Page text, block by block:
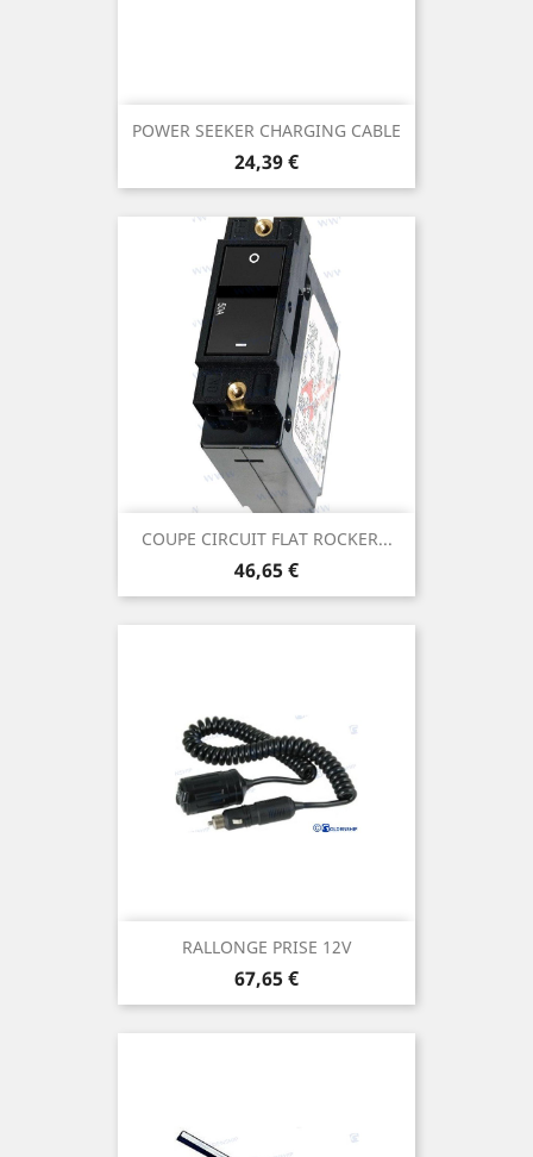
POWER SEEKER CHARGING CABLE
Prix
24,39 €
COUPE CIRCUIT FLAT ROCKER...
Prix
46,65 €
RALLONGE PRISE 12V
Prix
67,65 €